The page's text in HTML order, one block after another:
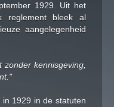
Z
1929. Uit het
reglement bleek al
aangelegenheid
kennisgeving,
1929 in de statuten